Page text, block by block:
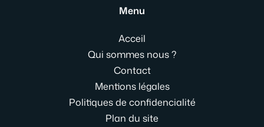
Menu
Acceil
Qui sommes nous ?
Contact
Mentions légales
Politiques de confidencialité
Plan du site